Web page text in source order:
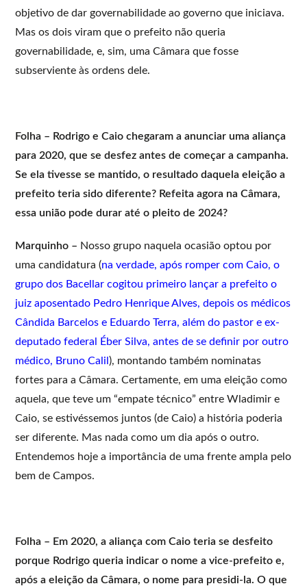
objetivo de dar governabilidade ao governo que iniciava.
Mas os dois viram que o prefeito não queria
governabilidade, e, sim, uma Câmara que fosse
subserviente às ordens dele.
Folha – Rodrigo e Caio chegaram a anunciar uma aliança
para 2020, que se desfez antes de começar a campanha.
Se ela tivesse se mantido, o resultado daquela eleição a
prefeito teria sido diferente? Refeita agora na Câmara,
essa união pode durar até o pleito de 2024?
Marquinho – Nosso grupo naquela ocasião optou por
uma candidatura (na verdade, após romper com Caio, o
grupo dos Bacellar cogitou primeiro lançar a prefeito o
juiz aposentado Pedro Henrique Alves, depois os médicos
Cândida Barcelos e Eduardo Terra, além do pastor e ex-
deputado federal Éber Silva, antes de se definir por outro
médico, Bruno Calil), montando também nominatas
fortes para a Câmara. Certamente, em uma eleição como
aquela, que teve um “empate técnico” entre Wladimir e
Caio, se estivéssemos juntos (de Caio) a história poderia
ser diferente. Mas nada como um dia após o outro.
Entendemos hoje a importância de uma frente ampla pelo
bem de Campos.
Folha – Em 2020, a aliança com Caio teria se desfeito
porque Rodrigo queria indicar o nome a vice-prefeito e,
após a eleição da Câmara, o nome para presidi-la. O que